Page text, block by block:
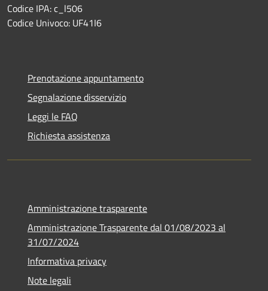
Codice IPA: c_l506
Codice Univoco: UF41I6
Prenotazione appuntamento
Segnalazione disservizio
Leggi le FAQ
Richiesta assistenza
Amministrazione trasparente
Amministrazione Trasparente dal 01/08/2023 al
31/07/2024
Informativa privacy
Note legali